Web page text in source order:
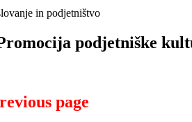
in podjetništvo
podjetniške
page